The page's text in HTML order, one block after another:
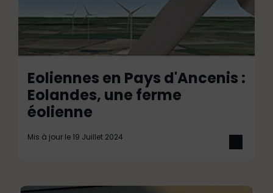
Eoliennes en Pays d'Ancenis :
Eolandes, une ferme
éolienne
Mis à jour le 19 Juillet 2024